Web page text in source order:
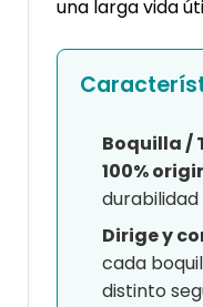
una larga vida
Boquilla /
100%
Dirige y
cada
distinto